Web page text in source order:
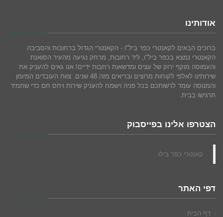
אודותינו
ברוכים הבאים לקאנטרי כפר ביל"ו - הקאנטרי הגדול ברחובות והסביבה
הקאנטרי נמצא בכפר ביל"ו, ליד רחובות, מרחק נגיעה מהעיר הסואנת
והעמוסה מוקף ירוק של עצים ומדשאות רחבות ידיים! אנו גאים להעניק את
שירותינו לאלפי לקוחות מרוצים ובריאים מזה 48 שנים. צוות העובדים המיומן
והמנוסה עומד לרשותכם בכל פניה וישמח להעניק שירות ויחס חם כדי שתמיד
תרגישו בבית.
הצטרפו אלינו בפייסבוק
‏קאנטרי כפר בילו‏
דפי האתר
דף הבית